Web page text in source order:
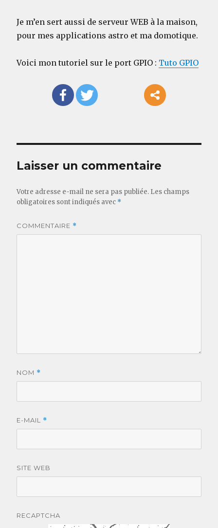
Je m’en sert aussi de serveur WEB à la maison,
pour mes applications astro et ma domotique.
Voici mon tutoriel sur le port GPIO : Tuto GPIO
Laisser un commentaire
Votre adresse e-mail ne sera pas publiée. Les champs
obligatoires sont indiqués avec *
COMMENTAIRE *
NOM *
E-MAIL *
SITE WEB
RECAPTCHA